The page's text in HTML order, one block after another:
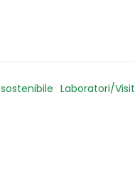
Laboratori/